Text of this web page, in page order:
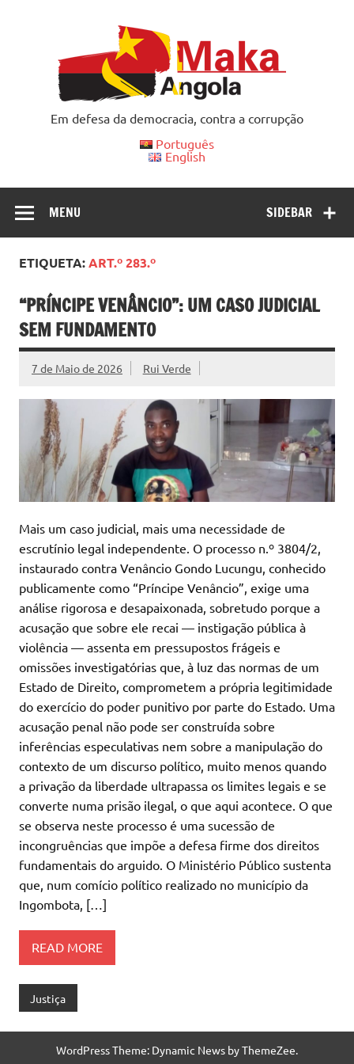
Em defesa da democracia, contra a corrupção
Português
English
SIDEBAR
MENU
ETIQUETA:ART.º 283.º
“PRÍNCIPE VENÂNCIO”: UM CASO JUDICIAL
SEM FUNDAMENTO
7 de Maio de 2026 Rui Verde
Mais um caso judicial, mais uma necessidade de
escrutínio legal independente. O processo n.º 3804/2,
instaurado contra Venâncio Gondo Lucungu, conhecido
publicamente como “Príncipe Venâncio”, exige uma
análise rigorosa e desapaixonada, sobretudo porque a
acusação que sobre ele recai — instigação pública à
violência — assenta em pressupostos frágeis e
omissões investigatórias que, à luz das normas de um
Estado de Direito, comprometem a própria legitimidade
do exercício do poder punitivo por parte do Estado. Uma
acusação penal não pode ser construída sobre
inferências especulativas nem sobre a manipulação do
contexto de um discurso político, muito menos quando
a privação da liberdade ultrapassa os limites legais e se
converte numa prisão ilegal, o que aqui acontece. O que
se observa neste processo é uma sucessão de
incongruências que impõe a defesa firme dos direitos
fundamentais do arguido. O Ministério Público sustenta
que, num comício político realizado no município da
Ingombota, […]
READ MORE
Justiça
WordPress Theme: Dynamic News by ThemeZee.